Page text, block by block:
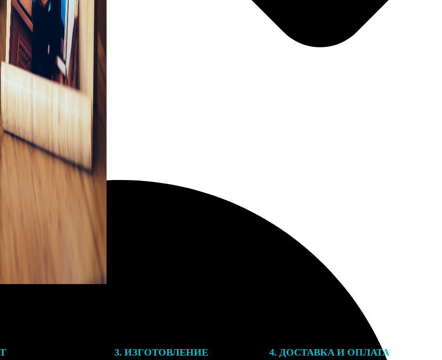
3. ИЗГОТОВЛЕНИЕ 4. ДОСТАВКА И ОПЛАТА